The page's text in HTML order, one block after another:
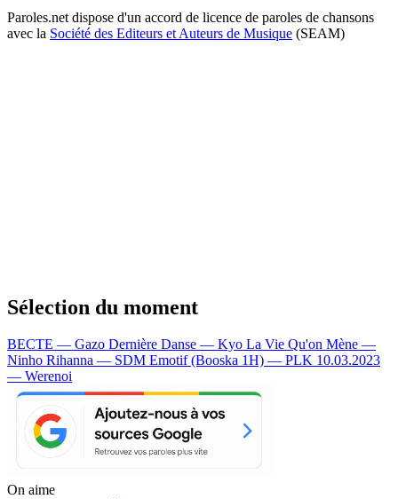
Paroles.net dispose d'un accord de licence de paroles de chansons
avec la Société des Editeurs et Auteurs de Musique (SEAM)
Sélection du moment
BECTE — Gazo Dernière Danse — Kyo La Vie Qu'on Mène —
Ninho Rihanna — SDM Emotif (Booska 1H) — PLK 10.03.2023
— Werenoi
On aime